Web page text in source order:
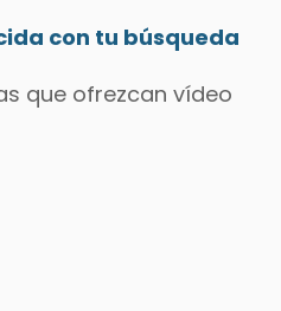
con tu búsqueda
que ofrezcan vídeo